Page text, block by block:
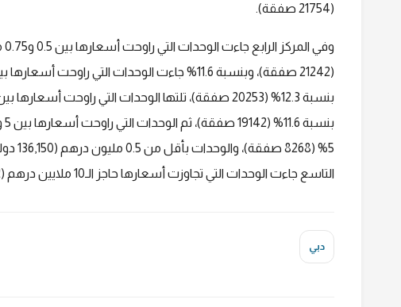
(21754 صفقة).
التاسع جاءت الوحدات التي تجاوزت أسعارها حاجز الـ10 ملايين درهم (2.72 مليون دولار) بنسبة 2.8% (4585 صفقة).
دبي